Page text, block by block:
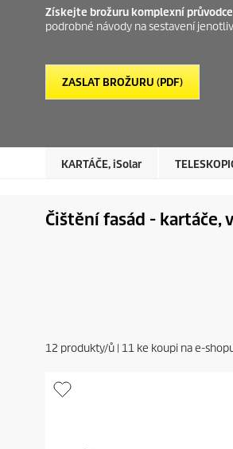
Získejte brožuru komplexní průvodce
podrobné návody na sestavení
ZASLAT BROŽURU (PDF)
KARTÁČE,iSolar
Čištění fasád - kartáče,
12 produkty/ů | 11 ke koupi na e-